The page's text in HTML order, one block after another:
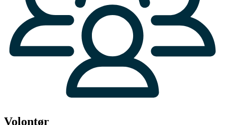
Volontør